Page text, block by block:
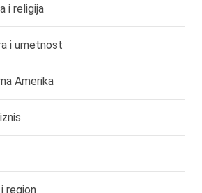
i religija
i umetnost
Amerika
region